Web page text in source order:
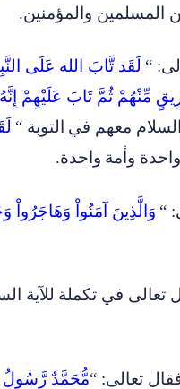
المسلمين والمؤمنين.
“ لَقَد تَّابَ الله عَلَى
مِّنْهُمْ ثُمَّ تَابَ عَلَيْهِمْ
معهم في التوبة “
وأمة واحدة.
“ وَالَّذِينَ آمَنُواْ وَهَاجَرُواْ
تعالى في تكملة للآية
تعالى: “مُّحَمَّدٌ رَّسُولُ